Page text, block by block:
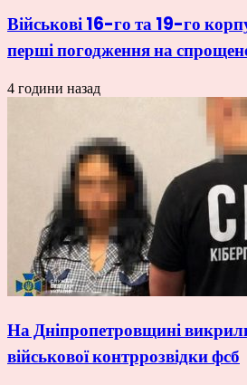
Військові 16-го та 19-го
перші погодження на
4 години назад
На Дніпропетровщині
військової контррозвідки фсб